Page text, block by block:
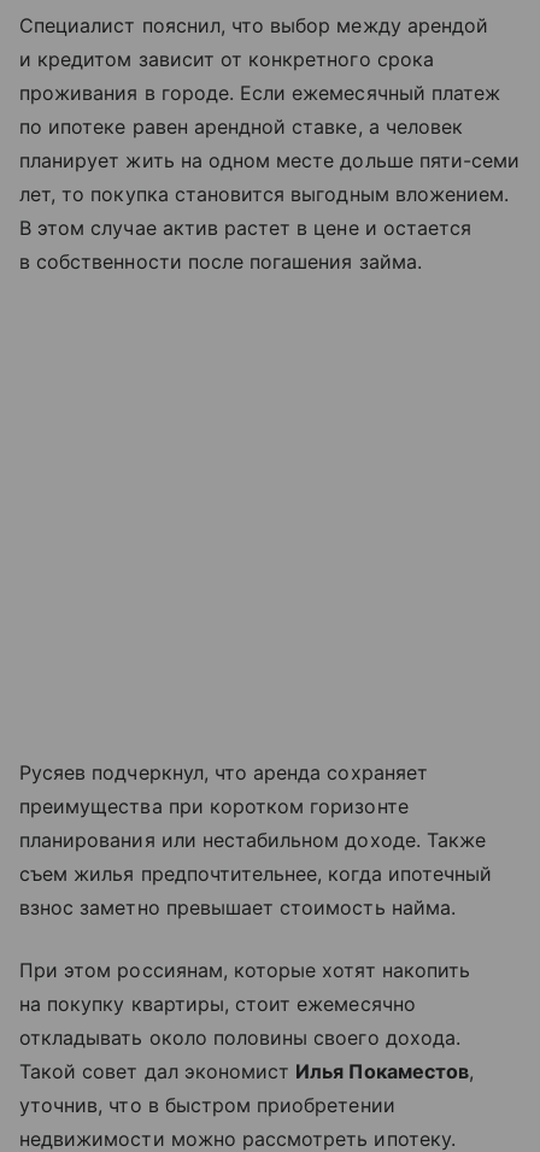
Специалист пояснил, что выбор между арендой
и кредитом зависит от конкретного срока
проживания в городе. Если ежемесячный платеж
по ипотеке равен арендной ставке, а человек
планирует жить на одном месте дольше пяти-семи
лет, то покупка становится выгодным вложением.
В этом случае актив растет в цене и остается
в собственности после погашения займа.
Русяев подчеркнул, что аренда сохраняет
преимущества при коротком горизонте
планирования или нестабильном доходе. Также
съем жилья предпочтительнее, когда ипотечный
взнос заметно превышает стоимость найма.
При этом россиянам, которые хотят накопить
на покупку квартиры, стоит ежемесячно
откладывать около половины своего дохода.
Такой совет дал экономист Илья Покаместов,
уточнив, что в быстром приобретении
недвижимости можно рассмотреть ипотеку.